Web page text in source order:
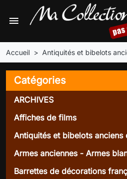
menu
Accueil Antiquités et bibelots
Catégories
ARCHIVES
Affiches de films
Antiquités et bibelots anciens
Armes anciennes - Armes
Barrettes de décorations